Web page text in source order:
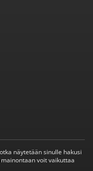
näytetään sinulle hakusi
voit vaikuttaa